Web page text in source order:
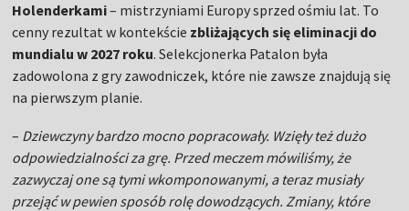
Holenderkami– mistrzyniami Europy sprzed ośmiu lat. To
cenny rezultat w kontekście zbliżających się eliminacji do
mundialu w 2027 roku. Selekcjonerka Patalon była
zadowolona z gry zawodniczek, które nie zawsze znajdują się
na pierwszym planie.
– Dziewczyny bardzo mocno popracowały. Wzięły też dużo
odpowiedzialności za grę. Przed meczem mówiliśmy, że
zazwyczaj one są tymi wkomponowanymi, a teraz musiały
przejąć w pewien sposób rolę dowodzących. Zmiany, które